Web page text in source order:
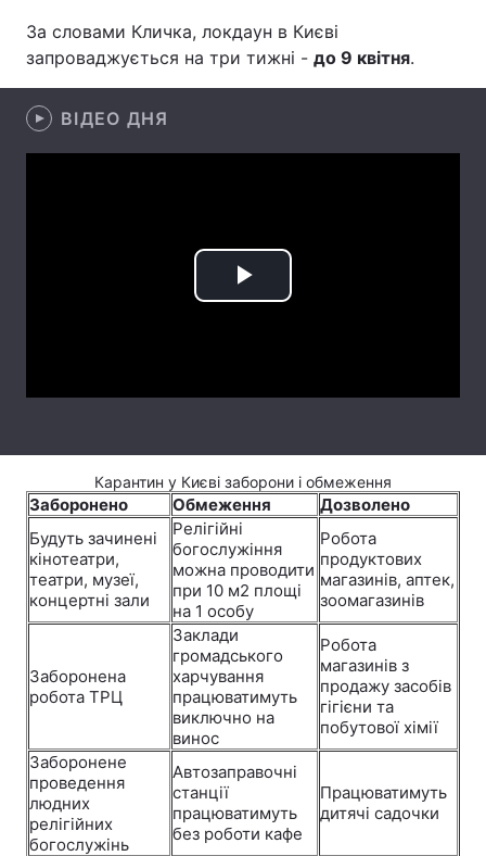
Інциденти
Здоров'я
Цікавинки
Тема оформлення
За словами Кличка, локдаун в Києві
запроваджується на три тижні - до 9 квітня.
ВІДЕО ДНЯ
Play
Карантин у Києві заборони і обмеження
Заборонено Обмеження
Дозволено
Будуть зачинені
кінотеатри,
театри, музеї,
концертні зали
Релігійні
богослужіння
можна проводити
при 10 м2 площі
на 1 особу
Робота
продуктових
магазинів, аптек,
зоомагазинів
Заборонена
робота ТРЦ
Заклади
громадського
харчування
працюватимуть
виключно на
винос
Робота
магазинів з
продажу засобів
гігієни та
побутової хімії
Заборонене
проведення
людних
релігійних
богослужінь
Автозаправочні
станції
працюватимуть
без роботи кафе
Працюватимуть
дитячі садочки